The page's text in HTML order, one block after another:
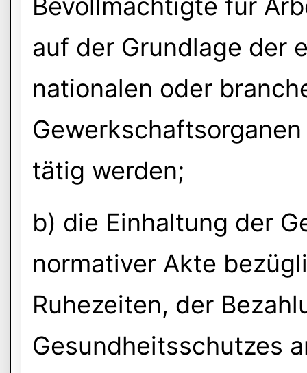
Bevollmächtigte für
auf der Grundlage der
nationalen oder
tätig werden;
b) die Einhaltung der
normativer Akte
Ruhezeiten, der
Gesundheitsschutzes